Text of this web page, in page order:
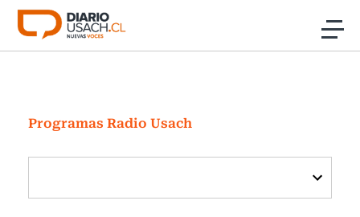
Click acá para ir directamente al contenido
Investigación
Cultura
Programas Radio y TV Usach
Programas Radio Usach